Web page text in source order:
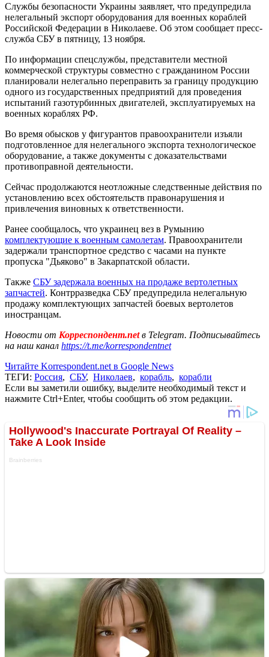
Службы безопасности Украины заявляет, что предупредила
нелегальный экспорт оборудования для военных кораблей
Российской Федерации в Николаеве. Об этом сообщает пресс-
служба СБУ в пятницу, 13 ноября.
По информации спецслужбы, представители местной
коммерческой структуры совместно с гражданином России
планировали нелегально переправить за границу продукцию
одного из государственных предприятий для проведения
испытаний газотурбинных двигателей, эксплуатируемых на
военных кораблях РФ.
Во время обысков у фигурантов правоохранители изъяли
подготовленное для нелегального экспорта технологическое
оборудование, а также документы с доказательствами
противоправной деятельности.
Сейчас продолжаются неотложные следственные действия по
установлению всех обстоятельств правонарушения и
привлечения виновных к ответственности.
Ранее сообщалось, что украинец вез в Румынию
комплектующие к военным самолетам. Правоохранители
задержали транспортное средство с часами на пункте
пропуска "Дьяково" в Закарпатской области.
Также СБУ задержала военных на продаже вертолетных
запчастей. Контрразведка СБУ предупредила нелегальную
продажу комплектующих запчастей боевых вертолетов
иностранцам.
Новости от Корреспондент.netв Telegram. Подписывайтесь
на наш канал https://t.me/korrespondentnet
Читайте Korrespondent.net в Google News
ТЕГИ: Россия, СБУ, Николаев, корабль, корабли
Если вы заметили ошибку, выделите необходимый текст и
нажмите Ctrl+Enter, чтобы сообщить об этом редакции.